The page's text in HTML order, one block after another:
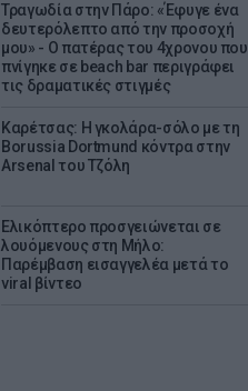
Τραγωδία στην Πάρο: «Έφυγε ένα
δευτερόλεπτο από την προσοχή
μου» - Ο πατέρας του 4χρονου που
πνίγηκε σε beach bar περιγράφει
τις δραματικές στιγμές
Καρέτσας: Η γκολάρα-σόλο με τη
Borussia Dortmund κόντρα στην
Arsenal του Τζόλη
Ελικόπτερο προσγειώνεται σε
λουόμενους στη Μήλο:
Παρέμβαση εισαγγελέα μετά το
viral βίντεο